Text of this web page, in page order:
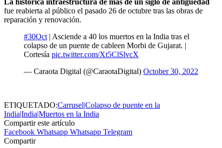
fue reabierta al público el pasado 26 de octubre tras las obras de
reparación y renovación.
#30Oct | Asciende a 40 los muertos en la India tras el
colapso de un puente de cableen Morbi de Gujarat. |
Cortesía pic.twitter.com/Xt5ClSlvcX
— Caraota Digital (@CaraotaDigital) October 30, 2022
ETIQUETADO:Carrusel|Colapso de puente en la
India|India|Muertos en la India
Compartir este artículo
Facebook Whatsapp Whatsapp Telegram
Compartir